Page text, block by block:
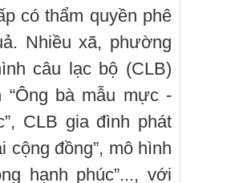
có thẩm quyền phê
Nhiều xã, phường
câu lạc bộ (CLB)
bà mẫu mực -
CLB gia đình phát
cộng đồng”, mô hình
hạnh phúc”..., với